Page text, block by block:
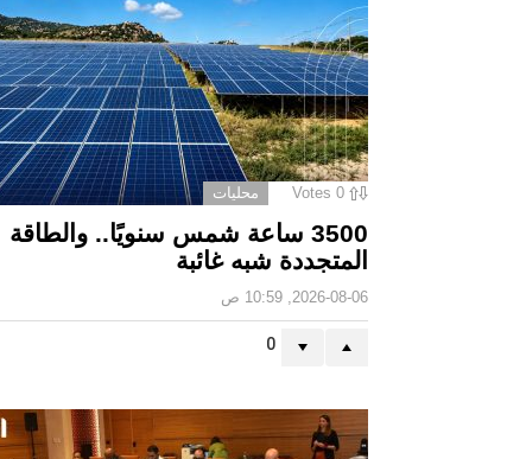
0
Votes محليات
3500 ساعة شمس سنويًا.. والطاقة
المتجددة شبه غائبة
2026-08-06, 10:59 ص
0